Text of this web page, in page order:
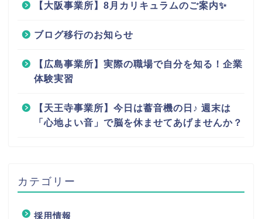
【大阪事業所】8月カリキュラムのご案内✨
ブログ移行のお知らせ
【広島事業所】実際の職場で自分を知る！企業
体験実習
【天王寺事業所】今日は蓄音機の日♪ 週末は
「心地よい音」で脳を休ませてあげませんか？
カテゴリー
採用情報